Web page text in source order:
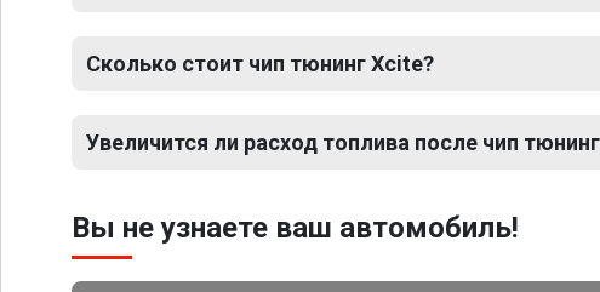
Сколько стоит чип тюнинг Xcite?
Увеличится ли расход топлива после чип
Вы не узнаете ваш автомобиль!